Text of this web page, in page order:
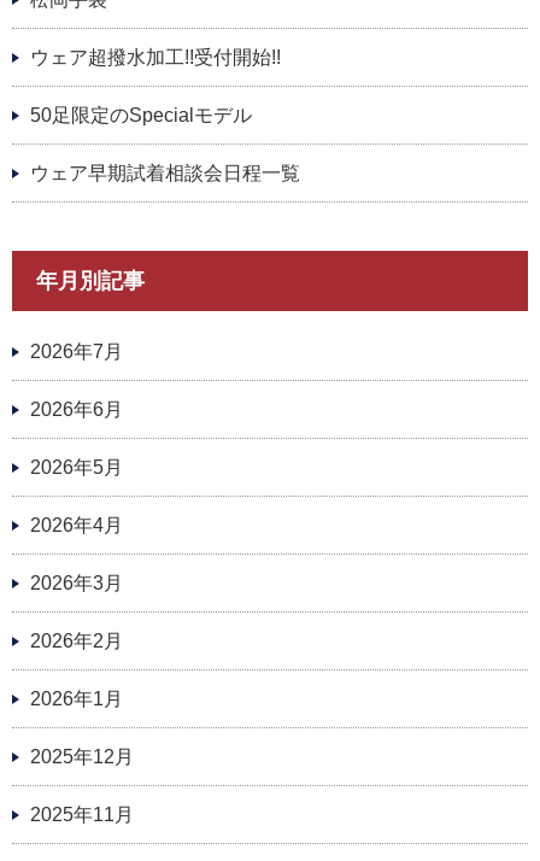
ウェア超撥水加工!!受付開始!!
50足限定のSpecialモデル
ウェア早期試着相談会日程一覧
年月別記事
2026年7月
2026年6月
2026年5月
2026年4月
2026年3月
2026年2月
2026年1月
2025年12月
2025年11月